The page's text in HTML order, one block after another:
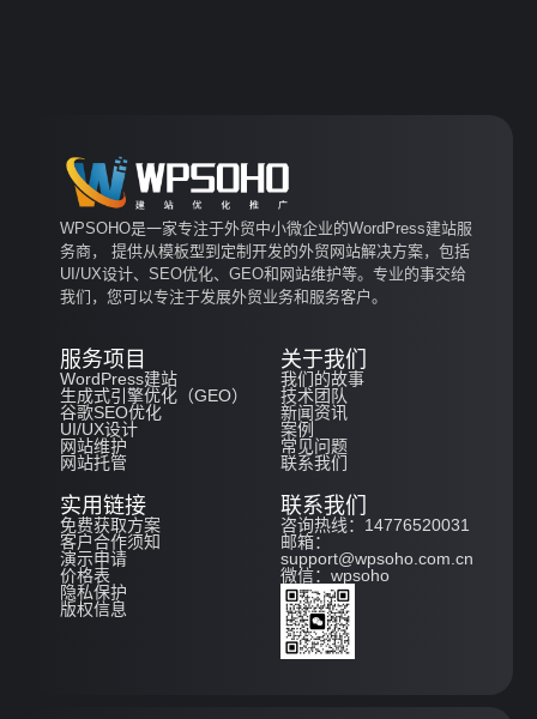
WPSOHO是一家专注于外贸中小微企业的WordPress建站服
务商， 提供从模板型到定制开发的外贸网站解决方案，包括
UI/UX设计、SEO优化、GEO和网站维护等。专业的事交给
我们，您可以专注于发展外贸业务和服务客户。
服务项目
WordPress建站
生成式引擎优化（GEO）
谷歌SEO优化
UI/UX设计
网站维护
网站托管
关于我们
我们的故事
技术团队
新闻资讯
案例
常见问题
联系我们
实用链接
免费获取方案
客户合作须知
演示申请
价格表
隐私保护
版权信息
联系我们
咨询热线：14776520031
邮箱：
support@wpsoho.com.cn
微信：wpsoho